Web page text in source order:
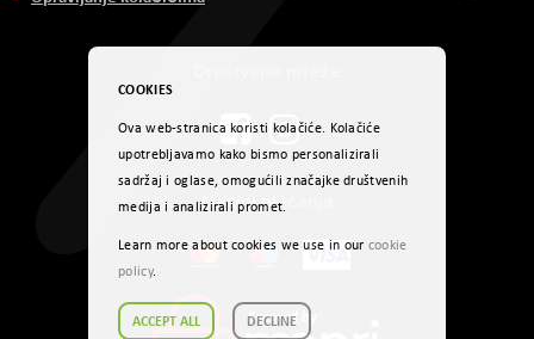
Načini plaćanja
COOKIES
Ova web-stranica koristi kolačiće. Kolačiće
upotrebljavamo kako bismo personalizirali
sadržaj i oglase, omogućili značajke društvenih
medija i analizirali promet.
Learn more about cookies we use in our cookie
policy.
ACCEPT ALL DECLINE